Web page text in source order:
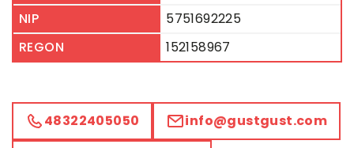
NIP
5751692225
REGON
152158967
48322405050 info@gustgust.com